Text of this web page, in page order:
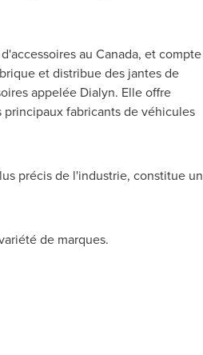
au Canada, et compte
et distribue des jantes de
appelée Dialyn. Elle offre
fabricants de véhicules
précis de l'industrie, constitue un
de marques.